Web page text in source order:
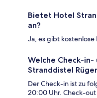
Bietet Hotel
an?
Ja, es gibt kostenlose
Welche Check-
Stranddistel
Der Check-in ist zu
20:00 Uhr. Check-out